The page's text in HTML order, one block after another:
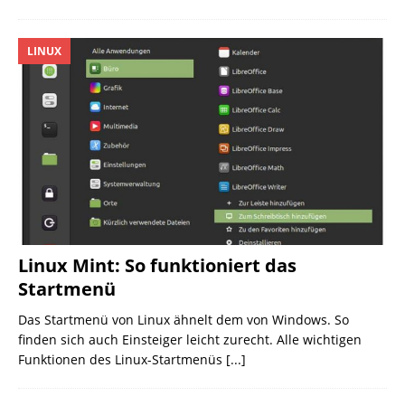
Linux Mint: So funktioniert das
Startmenü
LINUX
Das Startmenü von Linux ähnelt dem von Windows. So
finden sich auch Einsteiger leicht zurecht. Alle wichtigen
Funktionen des Linux-Startmenüs [...]